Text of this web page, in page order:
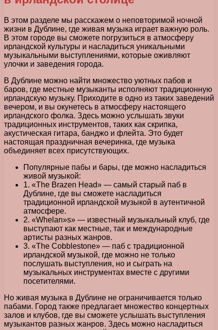
В этом разделе мы расскажем о неповторимой ночной
жизни в Дублине, где живая музыка играет важную роль.
В этом городе вы сможете погрузиться в атмосферу
ирландской культуры и насладиться уникальными
музыкальными выступлениями, которые оживляют
улочки и заведения города.
В Дублине можно найти множество уютных пабов и
баров, где местные музыканты исполняют традиционную
ирландскую музыку. Приходите в одно из таких заведений
вечером, и вы окунетесь в атмосферу настоящего
ирландского фолка. Здесь можно услышать звуки
традиционных инструментов, таких как скрипка,
акустическая гитара, банджо и флейта. Это будет
настоящая праздничная вечеринка, где музыка
объединяет всех присутствующих.
Популярные пабы и бары, где можно насладиться
живой музыкой:
1. «The Brazen Head» — самый старый паб в
Дублине, где вы сможете насладиться
традиционной ирландской музыкой в аутентичной
атмосфере.
2. «Whelan»s» — известный музыкальный клуб, где
выступают как местные, так и международные
артисты разных жанров.
3. «The Cobblestone» — паб с традиционной
ирландской музыкой, где можно не только
послушать выступления, но и сыграть на
музыкальных инструментах вместе с другими
посетителями.
Но живая музыка в Дублине не ограничивается только
пабами. Город также предлагает множество концертных
залов и клубов, где вы сможете услышать выступления
музыкантов разных жанров. Здесь можно насладиться